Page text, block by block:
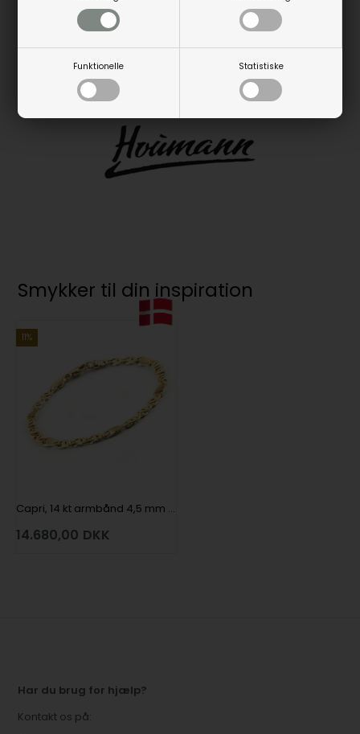
Funktionelle Statistiske
Alle vores armbånd kommer i en elegant gave og
opbevarings æske.
Smykker til din inspiration
11%
Capri, 14 kt armbånd 4,5 mm bred og 18½ cm langt
14.680,00 DKK
Har du brug for hjælp?
Kontakt os på: